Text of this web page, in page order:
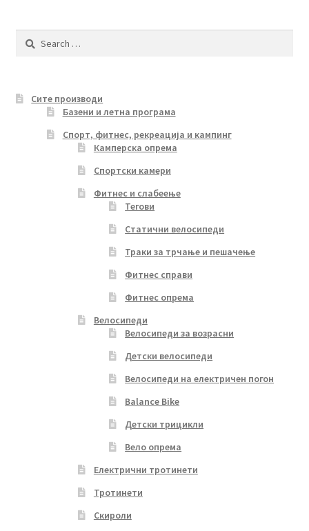
options
product
Search
Сите производи
Базени и летна програма
Спорт, фитнес, рекреација и кампинг
Камперска опрема
Спортски камери
Фитнес и слабеење
Тегови
Статични велосипеди
Траки за трчање и пешачење
Фитнес справи
Фитнес опрема
Велосипеди
Велосипеди за возрасни
Детски велосипеди
Велосипеди на електричен погон
Balance Bike
Детски трицикли
Вело опрема
Електрични тротинети
Тротинети
Скироли